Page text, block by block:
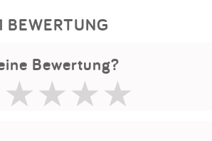
BEWERTUNG
Bewertung?